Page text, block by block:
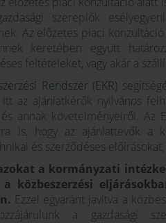
szereplők
Az előzetes piaci
keretében együtt
feltételeket, vagy akár a
Rendszer (EKR)
itt az ajánlatkérők nyilvános
annak követelményeiről. Az
is, hogy az ajánlattevők a
és szerződéses
a kormányzati
közbeszerzési
Ezzel egyaránt javítva a
a gazdasági